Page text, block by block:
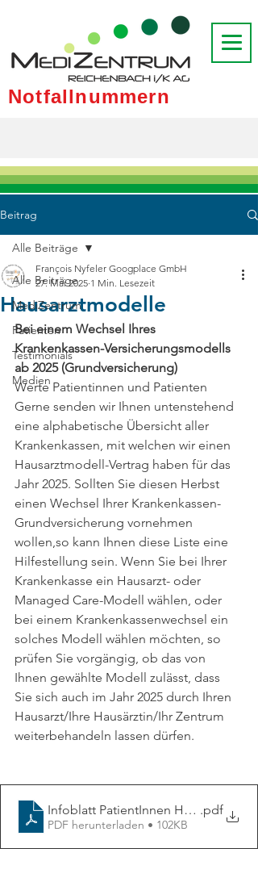
Notfallnummern
Beitrag
Alle Beiträge
MediZentrum
Patienten
Testimonials
Medien
Alle Beiträge
Hausarztmodelle
François Nyfeler Googplace GmbH
27. Mai 2025 1 Min. Lesezeit
Bei einem Wechsel Ihres
Krankenkassen-Versicherungsmodells
ab 2025 (Grundversicherung)
Werte Patientinnen und Patienten
Gerne senden wir Ihnen untenstehend
eine alphabetische Übersicht aller
Krankenkassen, mit welchen wir einen
Hausarztmodell-Vertrag haben für das
Jahr 2025. Sollten Sie diesen Herbst
einen Wechsel Ihrer Krankenkassen-
Grundversicherung vornehmen
wollen,so kann Ihnen diese Liste eine
Hilfestellung sein. Wenn Sie bei Ihrer
Krankenkasse ein Hausarzt- oder
Managed Care-Modell wählen, oder
bei einem Krankenkassenwechsel ein
solches Modell wählen möchten, so
prüfen Sie vorgängig, ob das von
Ihnen gewählte Modell zulässt, dass
Sie sich auch im Jahr 2025 durch Ihren
Hausarzt/Ihre Hausärztin/Ihr Zentrum
weiterbehandeln lassen dürfen.
Infoblatt PatientInnen HMO.pdf
PDF herunterladen • 102KB